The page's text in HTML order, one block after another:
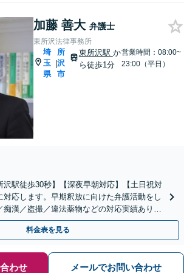
加藤 善大 弁護士
東所沢法律事務所
埼
玉
県
|
所
沢
市
東所沢駅 か
ら徒歩1分
営業時間：08:00~
23:00（平日）
沢駅徒歩30秒】【深夜早朝対応】【土日祝対
対応します。早期釈放に向けた弁護活動をし
痴漢／盗撮／違法薬物などの対応実績あり。
す。早めにご相談ください。
料金表を見る
わせ メールでお問い合わせ